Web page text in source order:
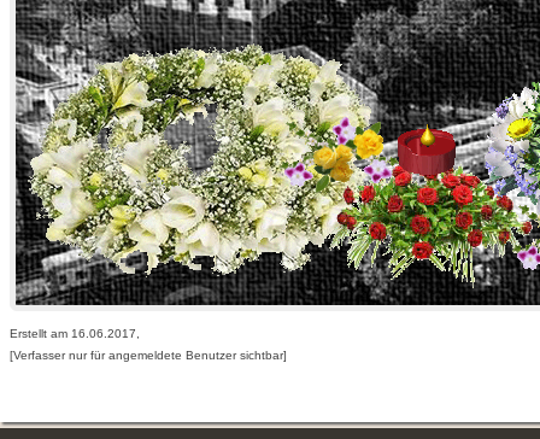
Erstellt am 16.06.2017,
[Verfasser nur für angemeldete Benutzer sichtbar]